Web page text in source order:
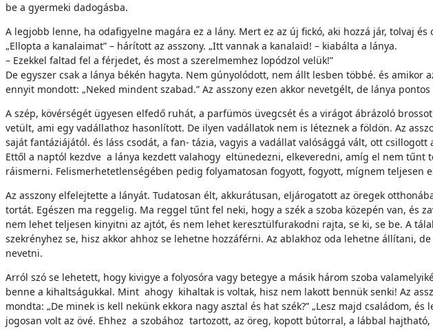
be a gyermeki dadogásba.
A legjobb lenne, ha odafigyelne magára ez a lány. Mert ez az új fickó, aki hozzá jár, tolvaj
„Ellopta a kanalaimat” – hárított az asszony. „Itt vannak a kanalaid! – kiabálta a lánya.
– Ezekkel faltad fel a férjedet, és most a szerelmemhez lopódzol velük!”
De egyszer csak a lánya békén hagyta. Nem gúnyolódott, nem állt lesben többé. és
ennyit mondott: „Neked mindent szabad.” Az asszony ezen akkor nevetgélt, de lánya
A szép, kövérségét ügyesen elfedő ruhát, a parfümös üvegcsét és a virágot ábrázoló
vetült, ami egy vadállathoz hasonlított. De ilyen vadállatok nem is léteznek a földön. Az
saját fantáziájától. és láss csodát, a fan- tázia, vagyis a vadállat valósággá vált, ott
Ettől a naptól kezdve a lánya kezdett valahogy eltünedezni, elkeveredni, amíg el nem
ráismerni. Felismerhetetlenségében pedig folyamatosan fogyott, fogyott, mígnem teljesen
Az asszony elfelejtette a lányát. Tudatosan élt, akkurátusan, eljárogatott az öregek
tortát. Egészen ma reggelig. Ma reggel tűnt fel neki, hogy a szék a szoba közepén van, és
nem lehet teljesen kinyitni az ajtót, és nem lehet keresztülfurakodni rajta, se ki, se be. A
szekrényhez se, hisz akkor ahhoz se lehetne hozzáférni. Az ablakhoz oda lehetne állítani,
nevetni.
Arról szó se lehetett, hogy kivigye a folyosóra vagy betegye a másik három szoba
benne a kihaltságukkal. Mint ahogy kihaltak is voltak, hisz nem lakott bennük senki! Az
mondta: „De minek is kell nekünk ekkora nagy asztal és hat szék?” „Lesz majd családom,
jogosan volt az övé. Ehhez a szobához tartozott, az öreg, kopott bútorral, a lábbal